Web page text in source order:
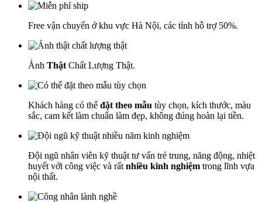
Free vận chuyển ở khu vực Hà Nội, các tỉnh hỗ trợ 50%.
Ảnh Thật Chất Lượng Thật.
Khách hàng có thể đặt theo mẫu tùy chọn, kích thước, màu
sắc, cam kết làm chuẩn làm đẹp, không đúng hoàn lại tiền.
Đội ngũ nhân viên kỹ thuật tư vấn trẻ trung, năng động, nhiệt
huyết với công việc và rất nhiều kinh nghiệm trong lĩnh vựa
nội thất.